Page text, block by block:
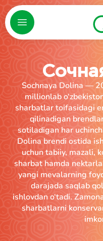
Sochnaya Dolina —
millionlab
sharbatlar toifasidagi
qilinadigan
sotiladigan har
Dolina brendi ostida
uchun tabiiy, mazali,
sharbat hamda
yangi mevalarning
darajada saqlab
ishlovdan o‘tadi.
sharbatlarni